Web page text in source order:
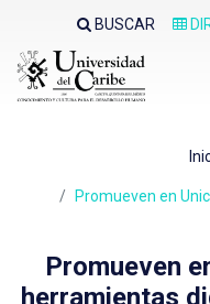
sitio
web
BUSCAR
Promueven en
Promueven
herramientas